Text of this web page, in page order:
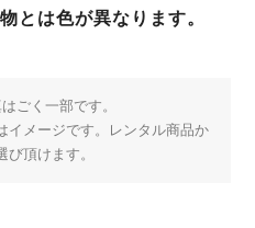
とは色が異なります。
ごく一部です。
メージです。レンタル商品か
び頂けます。